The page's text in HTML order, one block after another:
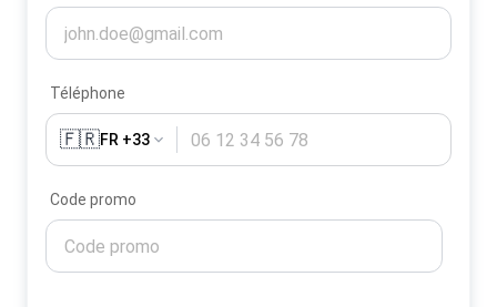
Téléphone
🇫🇷FR +33
Code promo